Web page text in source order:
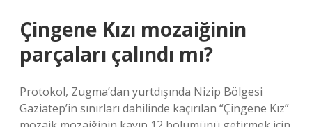
Çingene Kızı mozaiğinin
parçaları çalındı mı?
Protokol, Zugma’dan yurtdışında Nizip Bölgesi
Gaziatep’in sınırları dahilinde kaçırılan “Çingene Kız”